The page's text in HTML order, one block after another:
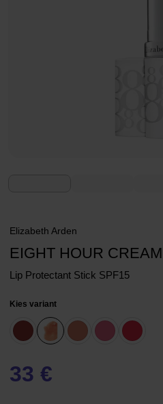
Elizabeth Arden
EIGHT HOUR CREAM
Lip Protectant Stick SPF15
Kies variant
33 €